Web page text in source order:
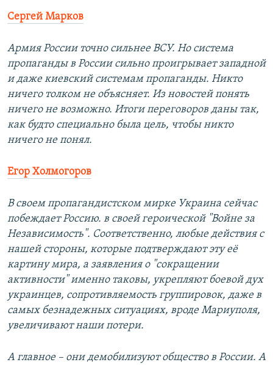
Сергей Марков
Армия России точно сильнее ВСУ. Но система
пропаганды в России сильно проигрывает западной
и даже киевский системам пропаганды. Никто
ничего толком не объясняет. Из новостей понять
ничего не возможно. Итоги переговоров даны так,
как будто специально была цель, чтобы никто
ничего не понял.
Егор Холмогоров
В своем пропагандистском мирке Украина сейчас
побеждает Россию. в своей героической "Войне за
Независимость". Соответственно, любые действия с
нашей стороны, которые подтверждают эту её
картину мира, а заявления о "сокращении
активности" именно таковы, укрепляют боевой дух
украинцев, сопротивляемость группировок, даже в
самых безнадежных ситуациях, вроде Мариуполя,
увеличивают наши потери.
А главное – они демобилизуют общество в России. А